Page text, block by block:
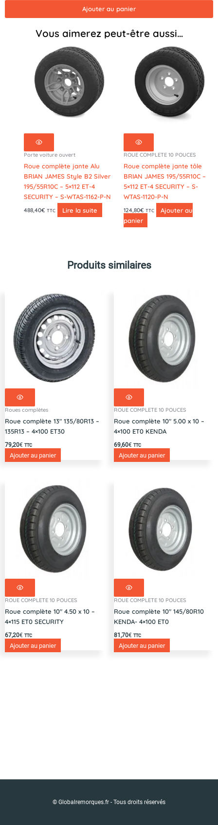
Ajouter au panier
Vous aimerez peut-être aussi…
Porte voiture ouvert
Roue complète jante Alu
BRIAN JAMES Style B2 Silver
195/55R10C – 5×112 ET-4
SECURITY – S-WTAS-1162-P-N
488,40€ TTC Lire la suite
ROUE COMPLETE 10 POUCES
Roue complète jante tôle
BRIAN JAMES 195/55R10C –
5×112 ET-4 SECURITY – S-
WTAS-1120-P-N
124,80€ TTC
Ajouter au
panier
Produits similaires
Roues complètes
Roue complète 13″ 135/80R13 –
135R13 – 4×100 ET30
79,20€ TTC
Ajouter au panier
ROUE COMPLETE 10 POUCES
Roue complète 10″ 5.00 x 10 –
4×100 ET0 KENDA
69,60€ TTC
Ajouter au panier
ROUE COMPLETE 10 POUCES
Roue complète 10″ 4.50 x 10 –
4×115 ET0 SECURITY
67,20€ TTC
Ajouter au panier
ROUE COMPLETE 10 POUCES
Roue complète 10″ 145/80R10
KENDA- 4×100 ET0
81,70€ TTC
Ajouter au panier
© Globalremorques.fr - Tous droits réservés